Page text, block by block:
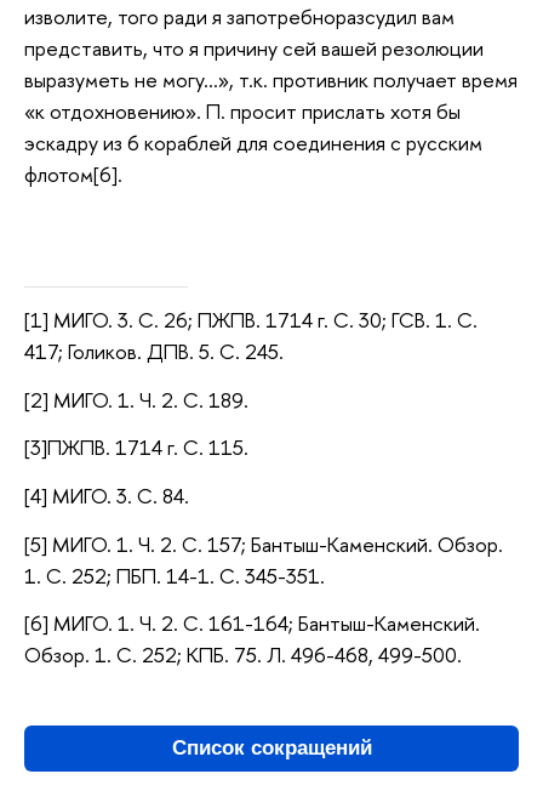
изволите, того ради я запотребноразсудил вам
представить, что я причину сей вашей резолюции
выразуметь не могу…», т.к. противник получает время
«к отдохновению». П. просит прислать хотя бы
эскадру из 6 кораблей для соединения с русским
флотом[6].
[1] МИГО. 3. С. 26; ПЖПВ. 1714 г. С. 30; ГСВ. 1. С.
417; Голиков. ДПВ. 5. С. 245.
[2] МИГО. 1. Ч. 2. С. 189.
[3]ПЖПВ. 1714 г. С. 115.
[4] МИГО. 3. С. 84.
[5] МИГО. 1. Ч. 2. С. 157; Бантыш-Каменский. Обзор.
1. С. 252; ПБП. 14-1. С. 345-351.
[6] МИГО. 1. Ч. 2. С. 161-164; Бантыш-Каменский.
Обзор. 1. С. 252; КПБ. 75. Л. 496-468, 499-500.
Список сокращений